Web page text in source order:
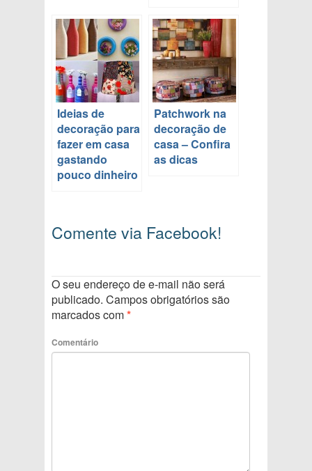
Ideias de
decoração para
fazer em casa
gastando
pouco dinheiro
Patchwork na
decoração de
casa – Confira
as dicas
Comente via Facebook!
O seu endereço de e-mail não será
publicado. Campos obrigatórios são
marcados com*
Comentário